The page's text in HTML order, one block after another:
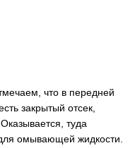
что в передней
закрытый отсек,
туда
омывающей жидкости.